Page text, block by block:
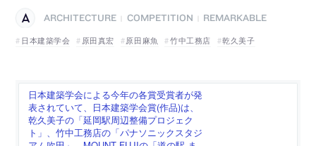
ARCHITECTURE COMPETITION
REMARKABLE
日本建築学会
原田真宏 原田麻魚 竹中工務店 乾久美子
日本建築学会による今年の各賞受賞者が発
表されていて、日本建築学会賞(作品)は、
乾久美子の「延岡駅周辺整備プロジェク
ト」、竹中工務店の「パナソニックスタジ